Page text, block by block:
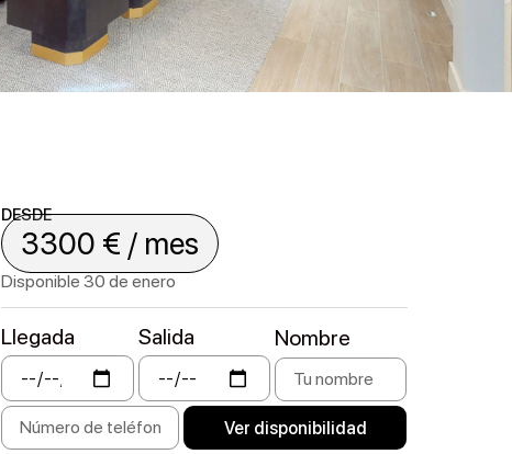
DESDE
3300 € / mes
Disponible 30 de enero
Llegada Salida Nombre
Ver disponibilidad